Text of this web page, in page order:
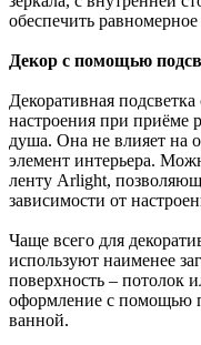
обеспечить
Декор с помощью
Декоративная
настроения при приёме
душа. Она не влияет на
элемент интерьера.
ленту Arlight,
зависимости от
Чаще всего для
используют наименее
поверхность – потолок
оформление с помощью
ванной.